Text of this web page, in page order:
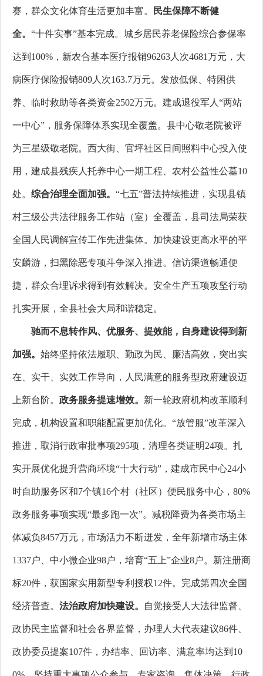
赛，群众文化体育生活更加丰富。 民生保障不断健
全。 “十件实事”基本完成。城乡居民养老保险综合参保率
达到100%，新农合基本医疗报销96263人次4681万元，大
病医疗保险报销809人次163.7万元。 发放低保、特困供
养、临时救助等各类资金2502万元。 建成退役军人“两站
一中心”，服务保障体系实现全覆盖。县中心敬老院被评
为三星级敬老院。西大街、官坪社区日间照料中心投入使
用，建成县残疾人托养中心一期工程、农村公益性公墓10
处。 综合治理全面加强。 “七五”普法持续推进，实现县镇
村三级公共法律服务工作站（室）全覆盖，县司法局荣获
全国人民调解宣传工作先进集体。加快建设更高水平的平
安麟游， 扫黑除恶专项斗争深入推进。信访渠道畅通便
捷，群众合理诉求得到有效解决。安全生产五项攻坚行动
扎实开展， 全县社会大局和谐稳定。
驰而不息转作风、优服务、提效能，自身建设得到新
加强。 始终坚持依法履职、勤政为民、廉洁高效，突出实
在、实干、实效工作导向，人民满意的服务型政府建设迈
上新台阶。 政务服务提速增效。 新一轮政府机构改革顺利
完成，机构设置和职能配置更加优化。“放管服”改革深入
推进，取消行政审批事项295项，清理各类证明24项。扎
实开展优化提升营商环境“十大行动”，建成市民中心24小
时自助服务区和7个镇16个村（社区）便民服务中心，80%
政务服务事项实现“最多跑一次”。减税降费为各类市场主
体减负8457万元，市场活力不断迸发，全年新增市场主体
1337户、中小微企业98户，培育“五上”企业8户。新注册商
标20件，获国家实用新型专利授权12件。 完成第四次全国
经济普查。 法治政府加快建设。 自觉接受人大法律监督、
政协民主监督和社会各界监督，办理人大代表建议86件、
政协委员提案107件，办结率、回访率、满意率均达到10